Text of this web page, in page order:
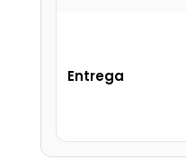
Entrega